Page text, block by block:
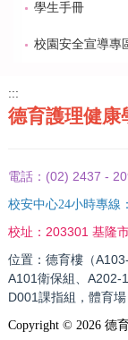
學生手冊
校園安全宣導專
:::
德育護理健康
電話： (02) 2437 -
校安中心24小時專線：
校址： 203301 基隆
位置：德育樓（
A101衛保組、A202-
D001課指組，體育
Copyright © 2026德